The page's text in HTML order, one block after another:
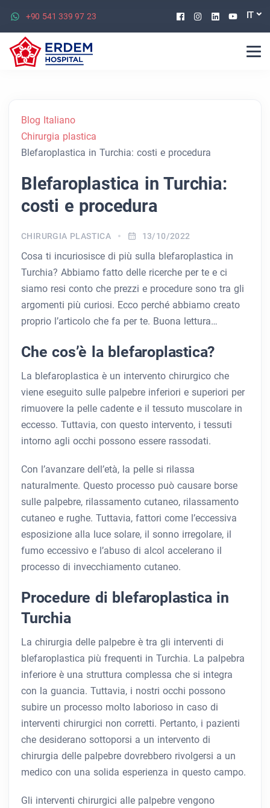
+90 541 339 97 23 Facebook
Instagram
Linkedin
IT
Blog Italiano
Chirurgia plastica
Blefaroplastica in Turchia: costi e procedura
Blefaroplastica in Turchia:
costi e procedura
CHIRURGIA PLASTICA 13/10/2022
Cosa ti incuriosisce di più sulla blefaroplastica in
Turchia? Abbiamo fatto delle ricerche per te e ci
siamo resi conto che prezzi e procedure sono tra gli
argomenti più curiosi. Ecco perché abbiamo creato
proprio l’articolo che fa per te. Buona lettura…
Che cos’è la blefaroplastica?
La blefaroplastica è un intervento chirurgico che
viene eseguito sulle palpebre inferiori e superiori per
rimuovere la pelle cadente e il tessuto muscolare in
eccesso. Tuttavia, con questo intervento, i tessuti
intorno agli occhi possono essere rassodati.
Con l’avanzare dell’età, la pelle si rilassa
naturalmente. Questo processo può causare borse
sulle palpebre, rilassamento cutaneo, rilassamento
cutaneo e rughe. Tuttavia, fattori come l’eccessiva
esposizione alla luce solare, il sonno irregolare, il
fumo eccessivo e l’abuso di alcol accelerano il
processo di invecchiamento cutaneo.
Procedure di blefaroplastica in
Turchia
La chirurgia delle palpebre è tra gli interventi di
blefaroplastica più frequenti in Turchia. La palpebra
inferiore è una struttura complessa che si integra
con la guancia. Tuttavia, i nostri occhi possono
subire un processo molto laborioso in caso di
interventi chirurgici non corretti. Pertanto, i pazienti
che desiderano sottoporsi a un intervento di
chirurgia delle palpebre dovrebbero rivolgersi a un
medico con una solida esperienza in questo campo.
Gli interventi chirurgici alle palpebre vengono